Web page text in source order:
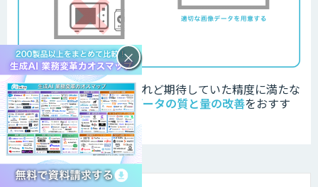
外観検査AIを導入したけれど期待していた精度に満たな
い場合は、学習させるデータの質と量の改善をおすす
めします。
×